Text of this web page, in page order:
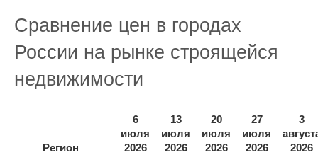
Сравнение цен в городах
России на рынке строящейся
недвижимости
Регион
6
июля
2026
13
июля
2026
20
июля
2026
27
июля
2026
3
2026